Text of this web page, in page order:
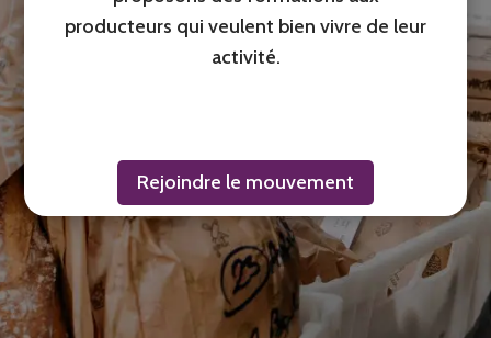
producteurs qui veulent bien vivre de leur
activité.
Rejoindre le mouvement